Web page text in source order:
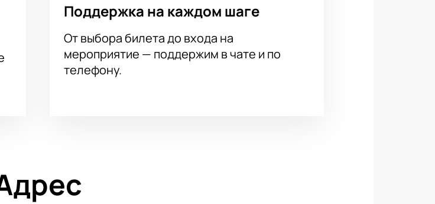
Поддержка на каждом шаге
От выбора билета до входа на
мероприятие — поддержим в чате и по
телефону.